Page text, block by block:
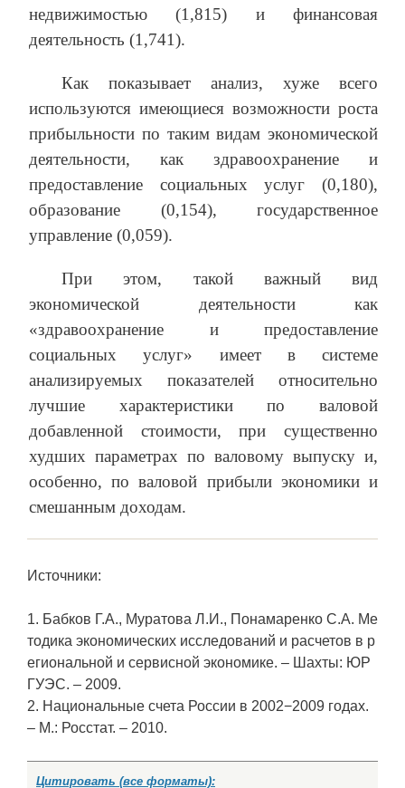
недвижимостью (1,815) и финансовая
деятельность (1,741).
Как показывает анализ, хуже всего
используются имеющиеся возможности роста
прибыльности по таким видам экономической
деятельности, как здравоохранение и
предоставление социальных услуг (0,180),
образование (0,154), государственное
управление (0,059).
При этом, такой важный вид
экономической деятельности как
«здравоохранение и предоставление
социальных услуг» имеет в системе
анализируемых показателей относительно
лучшие характеристики по валовой
добавленной стоимости, при существенно
худших параметрах по валовому выпуску и,
особенно, по валовой прибыли экономики и
смешанным доходам.
Источники:
1. Бабков Г.А., Муратова Л.И., Понамаренко С.А. Ме
тодика экономических исследований и расчетов в р
егиональной и сервисной экономике. – Шахты: ЮР
ГУЭС. – 2009.
2. Национальные счета России в 2002−2009 годах.
– М.: Росстат. – 2010.
Цитировать (все форматы):